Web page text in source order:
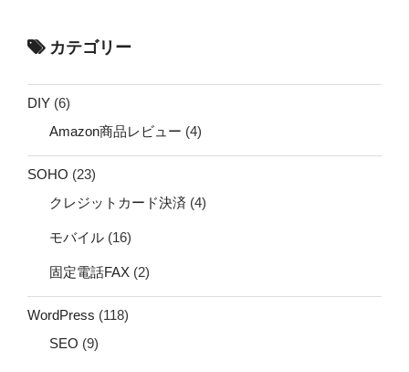
カテゴリー
DIY (6)
Amazon商品レビュー (4)
SOHO (23)
クレジットカード決済 (4)
モバイル (16)
固定電話FAX (2)
WordPress (118)
SEO (9)